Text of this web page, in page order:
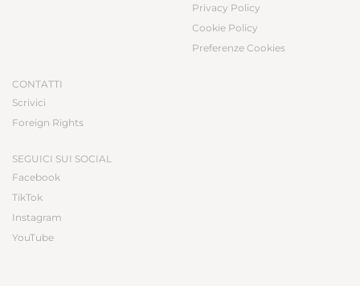
Privacy Policy
Cookie Policy
Preferenze Cookies
CONTATTI
Scrivici
Foreign Rights
SEGUICI SUI SOCIAL
Facebook
TikTok
Instagram
YouTube